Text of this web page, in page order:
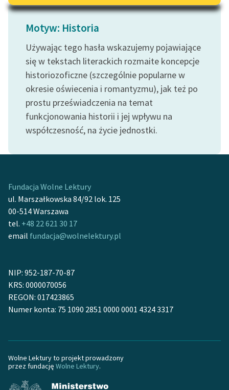
Lektury szkolne i klasyka
uczennic i uczniów z
niepełnosprawnościami
E-kolekcja lektur
szkolnych i literatury do
słuchania dla uczennic i
uczniów z
niepełnosprawnościami
Feministyczne inspiracje.
Ręce pełne poezji
Kolekcje edukacyjne
twórców przechodzących
do domeny publicznej,
Odkurzamy bohaterów
Szkoła Poezji Wolnych
Lektur
Kontakt
O projekcie
Motyw: Historia
Używając tego hasła wskazujemy pojawiające
się w tekstach literackich rozmaite koncepcje
historiozoficzne (szczególnie popularne w
okresie oświecenia i romantyzmu), jak też po
prostu przeświadczenia na temat
funkcjonowania historii i jej wpływu na
współczesność, na życie jednostki.
Fundacja Wolne Lektury
ul. Marszałkowska 84/92 lok. 125
00-514 Warszawa
tel. +48 22 621 30 17
email fundacja@wolnelektury.pl
NIP: 952-187-70-87
KRS: 0000070056
REGON: 017423865
Numer konta: 75 1090 2851 0000 0001 4324 3317
Wolne Lektury to projekt prowadzony
przez fundację Wolne Lektury.